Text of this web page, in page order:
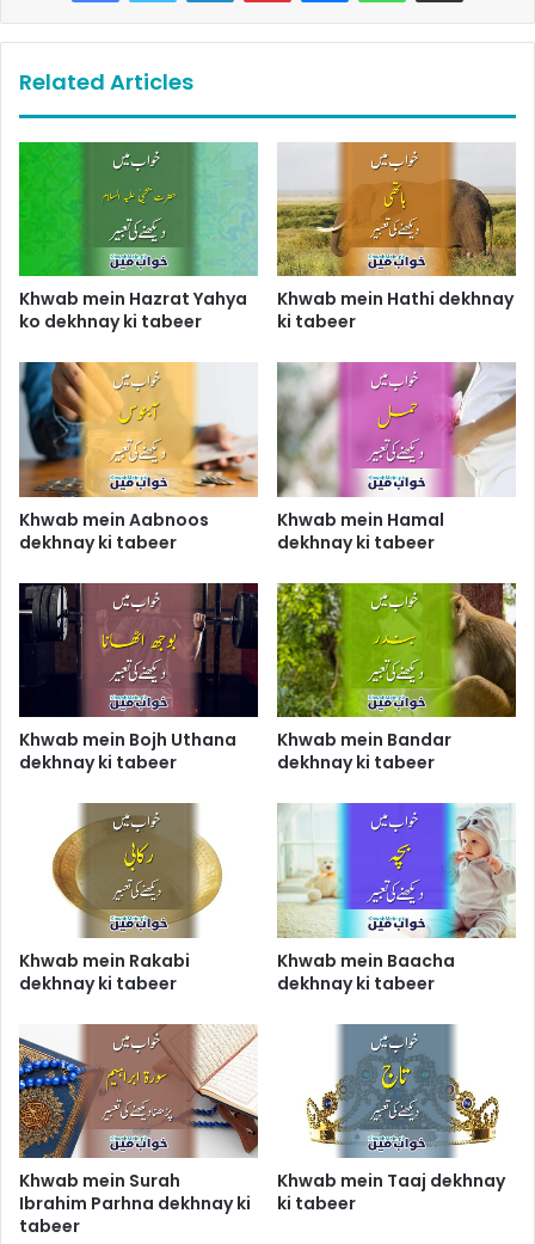
Related Articles
Khwab mein Hazrat Yahya
ko dekhnay ki tabeer
Khwab mein Hathi dekhnay
ki tabeer
Khwab mein Aabnoos
dekhnay ki tabeer
Khwab mein Hamal
dekhnay ki tabeer
Khwab mein Bojh Uthana
dekhnay ki tabeer
Khwab mein Bandar
dekhnay ki tabeer
Khwab mein Rakabi
dekhnay ki tabeer
Khwab mein Baacha
dekhnay ki tabeer
Khwab mein Surah
Ibrahim Parhna dekhnay ki
tabeer
Khwab mein Taaj dekhnay
ki tabeer